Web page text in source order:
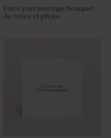
Faire part mariage bouquet
de roses et photo